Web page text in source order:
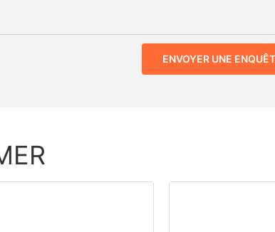
ENVOYER UNE